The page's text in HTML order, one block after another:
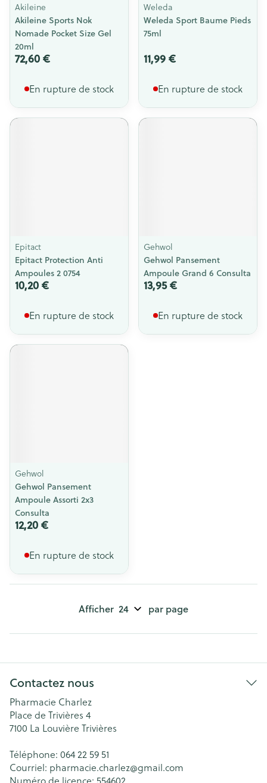
Akileine
Akileine Sports Nok
Nomade Pocket Size Gel
20ml
72,60 €
En rupture de stock
Weleda
Weleda Sport Baume Pieds
75ml
11,99 €
En rupture de stock
Epitact
Epitact Protection Anti
Ampoules 2 0754
10,20 €
En rupture de stock
Gehwol
Gehwol Pansement
Ampoule Grand 6 Consulta
13,95 €
En rupture de stock
Gehwol
Gehwol Pansement
Ampoule Assorti 2x3
Consulta
12,20 €
En rupture de stock
Afficher par page
Contactez nous
Pharmacie Charlez
Place de Trivières 4
7100 La Louvière Trivières
Téléphone: 064 22 59 51
Courriel: pharmacie.charlez@gmail.com